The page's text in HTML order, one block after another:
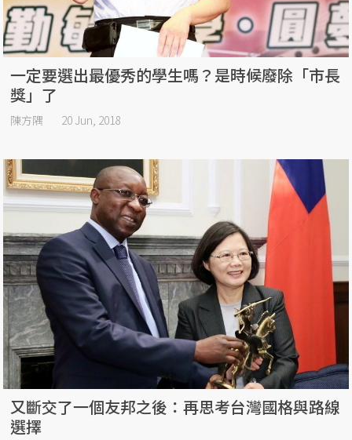
一定要選出最優秀的學生嗎？是時候廢除「市長
獎」了
陳方隅 20 Jun, 2018
又斷交了一個友邦之後：再思考台灣國格與路線
選擇